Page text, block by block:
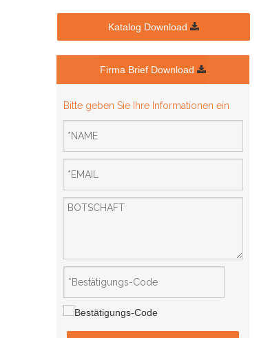
Katalog Download
Firma Brief Download
Bitte geben Sie Ihre Informationen ein